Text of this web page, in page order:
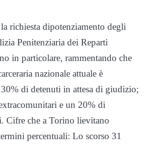
richiesta dipotenziamento degli
Penitenziaria dei Reparti
in particolare, rammentando che
nazionale attuale è
di detenuti in attesa di giudizio;
e un 20% di
Cifre che a Torino lievitano
percentuali: Lo scorso 31